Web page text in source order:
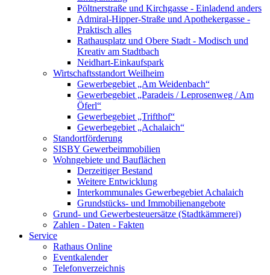
Pöltnerstraße und Kirchgasse - Einladend anders
Admiral-Hipper-Straße und Apothekergasse -
Praktisch alles
Rathausplatz und Obere Stadt - Modisch und
Kreativ am Stadtbach
Neidhart-Einkaufspark
Wirtschaftsstandort Weilheim
Gewerbegebiet „Am Weidenbach“
Gewerbegebiet „Paradeis / Leprosenweg / Am
Öferl“
Gewerbegebiet „Trifthof“
Gewerbegebiet „Achalaich“
Standortförderung
SISBY Gewerbeimmobilien
Wohngebiete und Bauflächen
Derzeitiger Bestand
Weitere Entwicklung
Interkommunales Gewerbegebiet Achalaich
Grundstücks- und Immobilienangebote
Grund- und Gewerbesteuersätze (Stadtkämmerei)
Zahlen - Daten - Fakten
Service
Rathaus Online
Eventkalender
Telefonverzeichnis